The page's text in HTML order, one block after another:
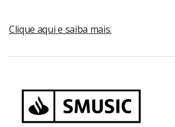
Clique aqui e saiba mais.